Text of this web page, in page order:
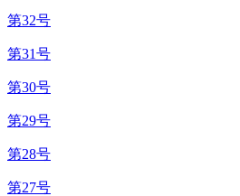
第32号
第31号
第30号
第29号
第28号
第27号